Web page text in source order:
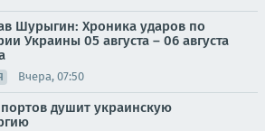
Шурыгин: Хроника ударов по
Украины 05 августа – 06 августа
Вчера, 07:50
душит украинскую